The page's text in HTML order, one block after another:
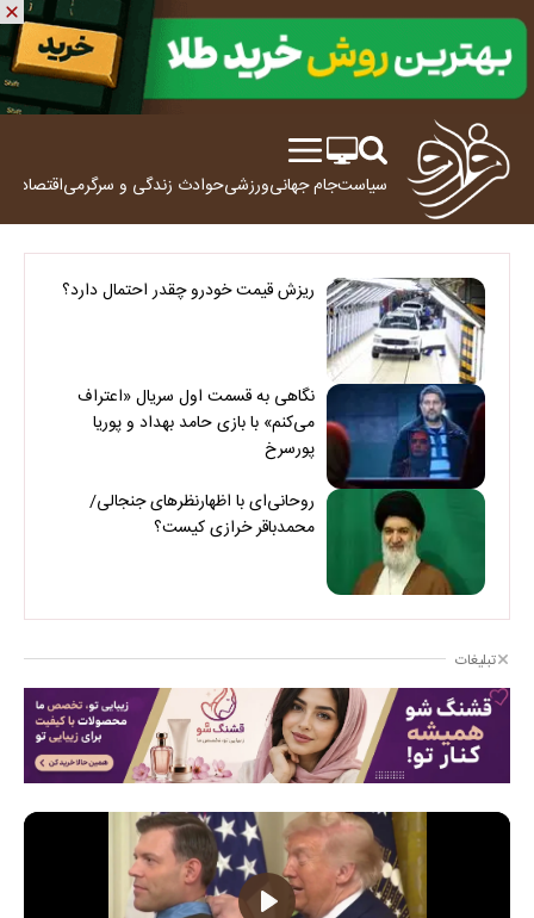
سیاستجام جهانیورزشیحوادث زندگی و سرگرمیاقتصاد
ریزش قیمت خودرو چقدر احتمال دارد؟
نگاهی به قسمت اول سریال «اعتراف
می‌کنم» با بازی حامد بهداد و پوریا
پورسرخ
روحانی‌ای با اظهارنظرهای جنجالی/
محمدباقر خرازی کیست؟
تبلیغات